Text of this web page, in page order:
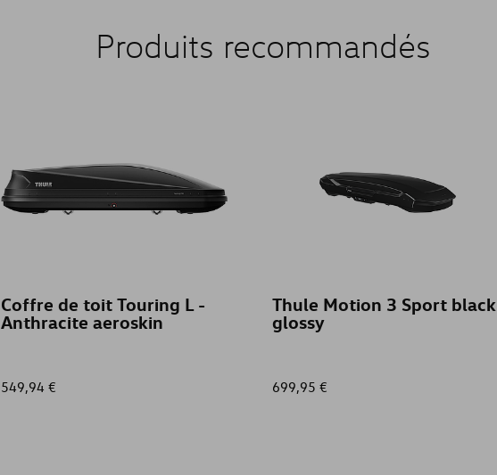
Produits recommandés
Coffre de toit Touring L -
Anthracite aeroskin
549,94 €
Thule Motion 3 Sport black
glossy
699,95 €